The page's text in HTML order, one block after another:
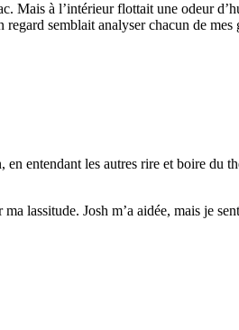
Mais à l’intérieur flottait une odeur
semblait analyser chacun de mes
entendant les autres rire et boire du
lassitude. Josh m’a aidée, mais je